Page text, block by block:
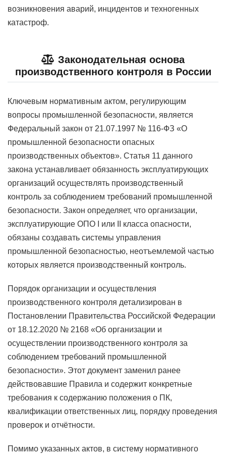
возникновения аварий, инцидентов и техногенных
катастроф.
Законодательная основа
производственного контроля в России
Ключевым нормативным актом, регулирующим
вопросы промышленной безопасности, является
Федеральный закон от 21.07.1997 № 116-ФЗ «О
промышленной безопасности опасных
производственных объектов». Статья 11 данного
закона устанавливает обязанность эксплуатирующих
организаций осуществлять производственный
контроль за соблюдением требований промышленной
безопасности. Закон определяет, что организации,
эксплуатирующие ОПО I или II класса опасности,
обязаны создавать системы управления
промышленной безопасностью, неотъемлемой частью
которых является производственный контроль.
Порядок организации и осуществления
производственного контроля детализирован в
Постановлении Правительства Российской Федерации
от 18.12.2020 № 2168 «Об организации и
осуществлении производственного контроля за
соблюдением требований промышленной
безопасности». Этот документ заменил ранее
действовавшие Правила и содержит конкретные
требования к содержанию положения о ПК,
квалификации ответственных лиц, порядку проведения
проверок и отчётности.
Помимо указанных актов, в систему нормативного